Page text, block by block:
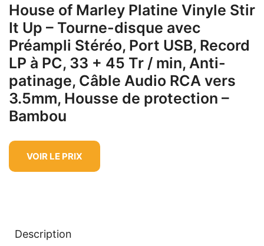
House of Marley Platine Vinyle Stir
It Up – Tourne-disque avec
Préampli Stéréo, Port USB, Record
LP à PC, 33 + 45 Tr / min, Anti-
patinage, Câble Audio RCA vers
3.5mm, Housse de protection –
Bambou
VOIR LE PRIX
Description